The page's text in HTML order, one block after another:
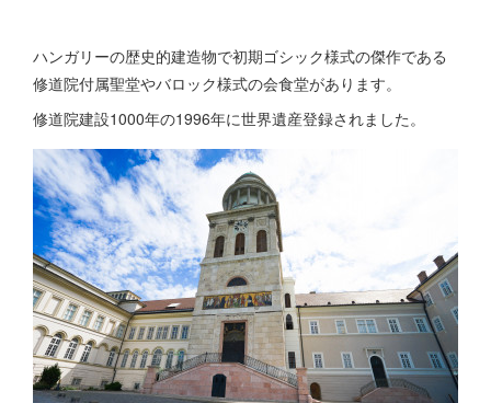
ハンガリーの歴史的建造物で初期ゴシック様式の傑作である
修道院付属聖堂やバロック様式の会食堂があります。
修道院建設1000年の1996年に世界遺産登録されました。